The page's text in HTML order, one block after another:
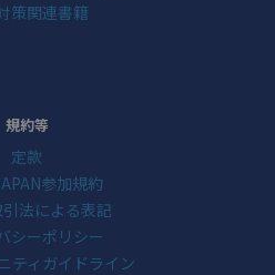
策関連書籍
規約等
定款
参加規約
法による表記
シーポリシー
ティガイドライン